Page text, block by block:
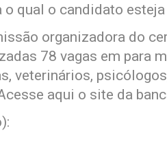
o qual o candidato
organizadora do
78 vagas em para
veterinários,
aqui o site da